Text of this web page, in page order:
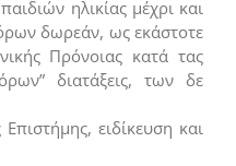
ηλικίας μέχρι και
δωρεάν, ως εκάστοτε
Πρόνοιας κατά τας
διατάξεις, των δε
ειδίκευση και